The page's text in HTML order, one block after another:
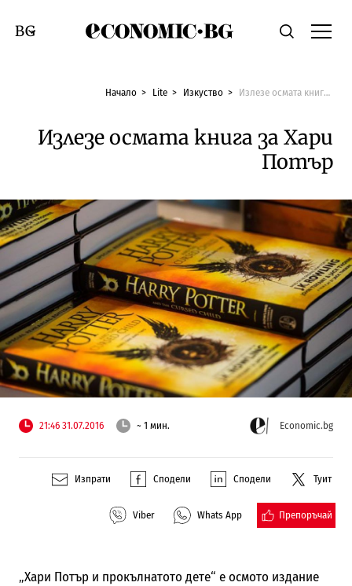
Economic.bgТърсене
Смяна на език
Начало Lite Изкуство Излезе осмата книга за Хари Потър
Излезе осмата книга за Хари
Потър
21:46 31.07.2016 ~ 1 мин. Economic.bg
Изпрати Сподели Сподели Туит
Viber Whats App Препоръчай
„Хари Потър и прокълнатото дете“ e осмото издание